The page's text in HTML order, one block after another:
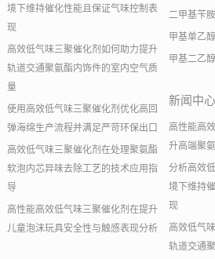
境下维持催化性能且保证气味控制表
现
高效低气味三聚催化剂如何助力提升
轨道交通聚氨酯内饰件的室内空气质
量
使用高效低气味三聚催化剂优化高回
弹海绵生产流程并满足严苛环保出口
高效低气味三聚催化剂在处理聚氨酯
软泡内芯异味去除工艺的技术应用指
导
高性能高效低气味三聚催化剂在提升
儿童泡沫玩具安全性与触感表现分析
二甲基苄胺
甲基单乙
甲基二乙
新闻中心
高性能高
升高端聚
分析高效
境下维持
现
高效低气
轨道交通